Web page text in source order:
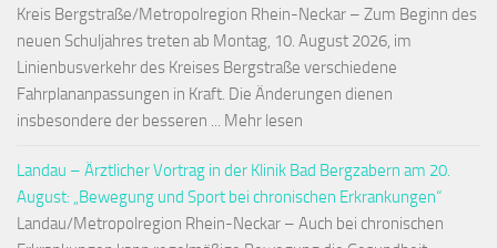
Kreis Bergstraße/Metropolregion Rhein-Neckar – Zum Beginn des
neuen Schuljahres treten ab Montag, 10. August 2026, im
Linienbusverkehr des Kreises Bergstraße verschiedene
Fahrplananpassungen in Kraft. Die Änderungen dienen
insbesondere der besseren ... Mehr lesen
Landau – Ärztlicher Vortrag in der Klinik Bad Bergzabern am 20.
August: „Bewegung und Sport bei chronischen Erkrankungen“
Landau/Metropolregion Rhein-Neckar – Auch bei chronischen